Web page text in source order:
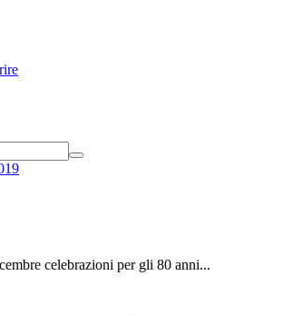
celebrazioni per gli 80 anni...